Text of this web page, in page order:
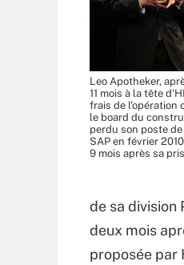
Leo Apotheker,
11 mois à la tête
frais de l'opération
le board du
perdu son poste de
SAP en février
9 mois après sa
de sa division
deux mois
proposée par